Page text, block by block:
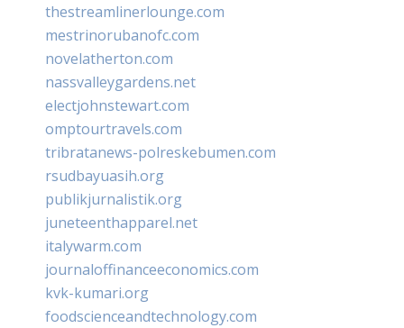
thestreamlinerlounge.com
mestrinorubanofc.com
novelatherton.com
nassvalleygardens.net
electjohnstewart.com
omptourtravels.com
tribratanews-polreskebumen.com
rsudbayuasih.org
publikjurnalistik.org
juneteenthapparel.net
italywarm.com
journaloffinanceeconomics.com
kvk-kumari.org
foodscienceandtechnology.com